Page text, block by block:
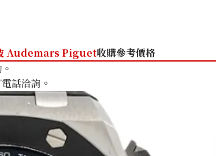
Audemars Piguet收購參考價格
話洽詢。